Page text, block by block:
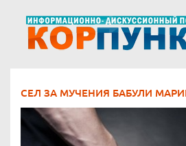
СЕЛ ЗА МУЧЕНИЯ БАБУЛИ